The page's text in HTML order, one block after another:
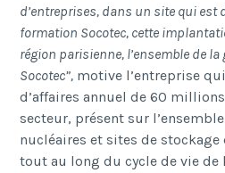
d’entreprises, dans un site qui est
formation Socotec, cette
région parisienne, l’ensemble de
Socotec”, motive l’entreprise
d’affaires annuel de 60
secteur, présent sur
nucléaires et sites de stockage
tout au long du cycle de vie